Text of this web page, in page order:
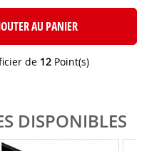
AU PANIER
de 12 Point(s)
DISPONIBLES